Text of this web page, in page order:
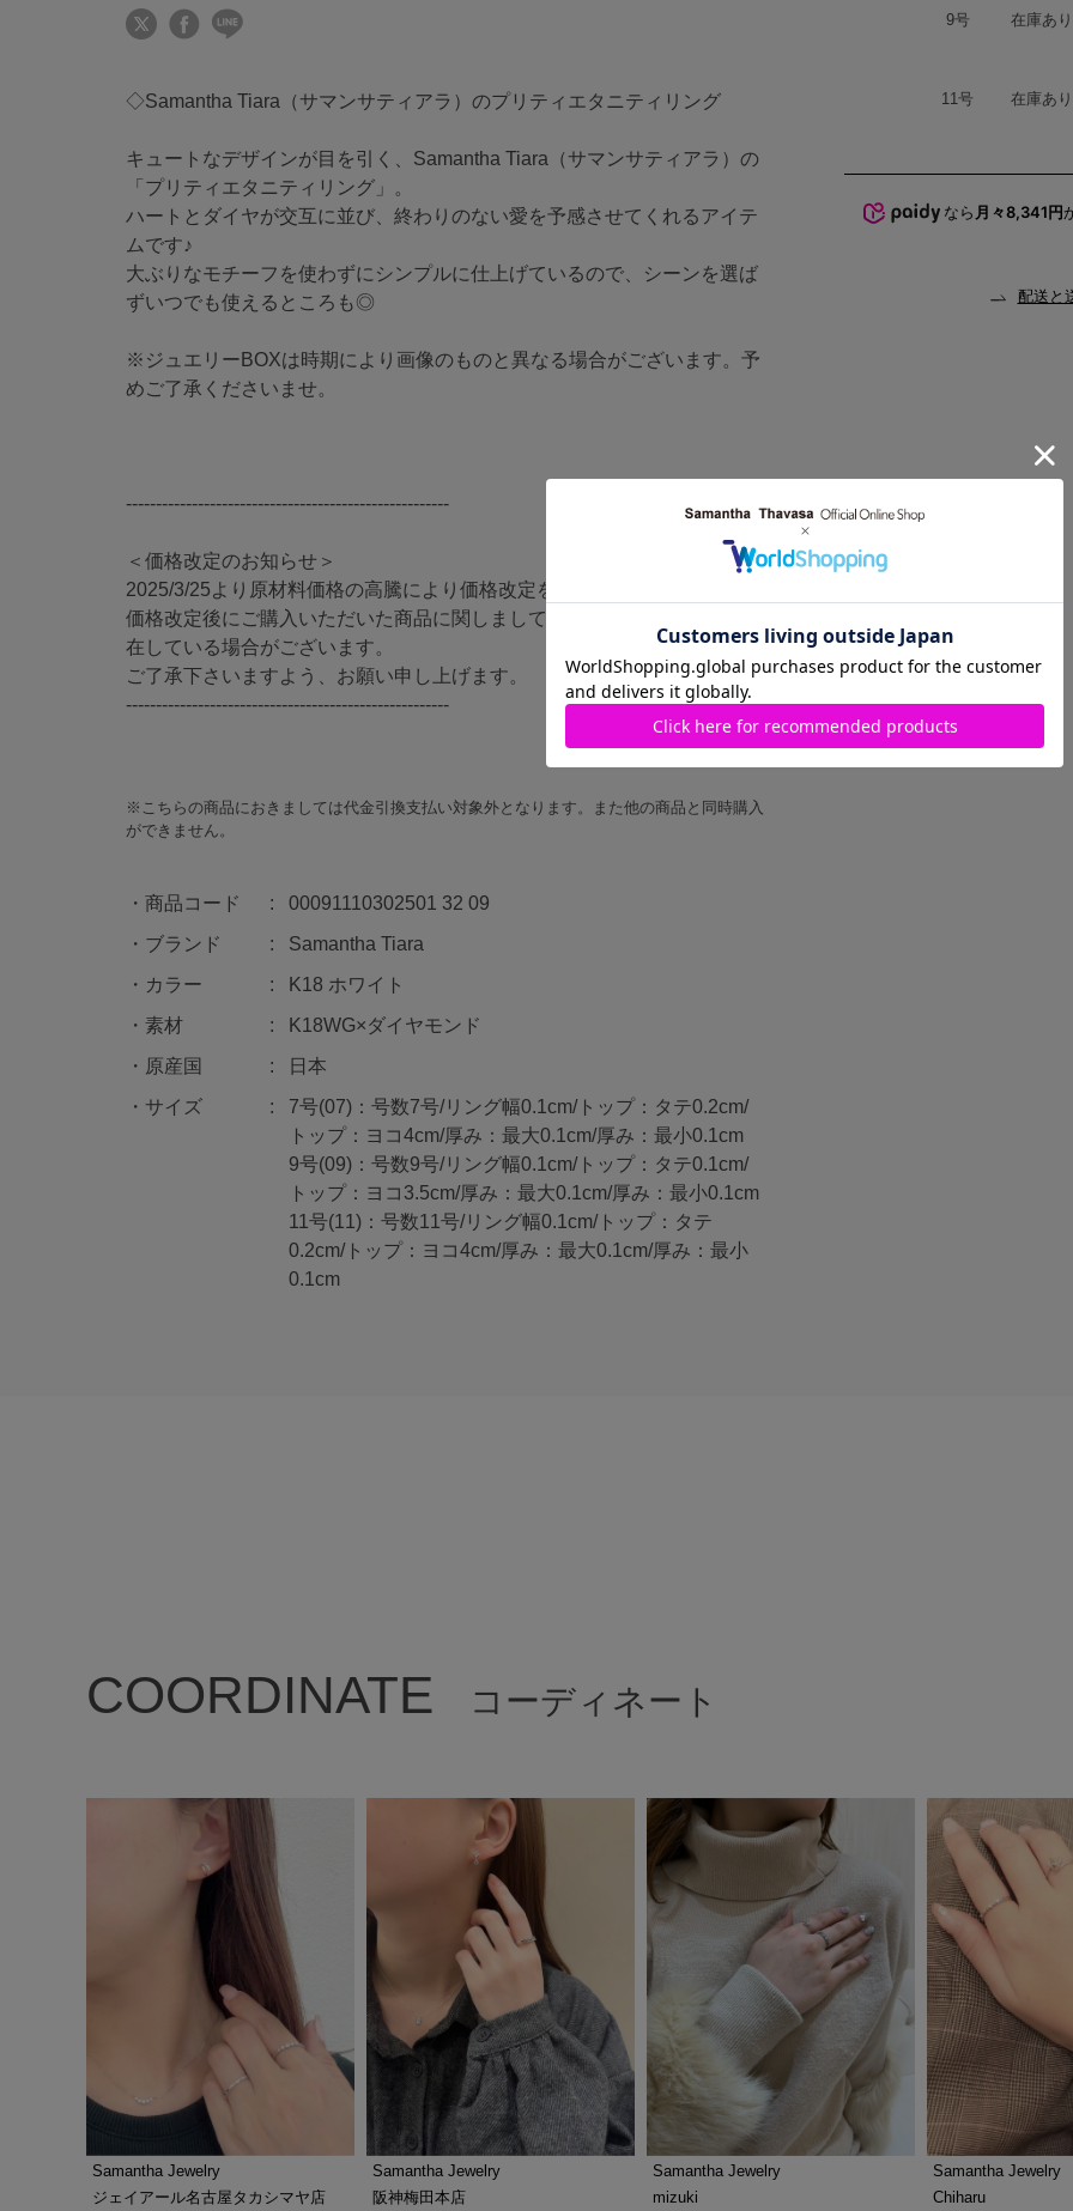
◇Samantha Tiara（サマンサティアラ）のプリティエタニティリング
キュートなデザインが目を引く、Samantha Tiara（サマンサティアラ）の
「プリティエタニティリング」。
ハートとダイヤが交互に並び、終わりのない愛を予感させてくれるアイテ
ムです♪
大ぶりなモチーフを使わずにシンプルに仕上げているので、シーンを選ば
ずいつでも使えるところも◎
※ジュエリーBOXは時期により画像のものと異なる場合がございます。予
めご了承くださいませ。
------------------------------------------------------
＜価格改定のお知らせ＞
2025/3/25より原材料価格の高騰により価格改定をさせて頂きます。
価格改定後にご購入いただいた商品に関しまして、旧価格の商品タグが混
在している場合がございます。
ご了承下さいますよう、お願い申し上げます。
------------------------------------------------------
※こちらの商品におきましては代金引換支払い対象外となります。また他の商品と同時購入
ができません。
商品コード
00091110302501 32 09
ブランド
Samantha Tiara
カラー
K18 ホワイト
素材
K18WG×ダイヤモンド
原産国
日本
サイズ
7号(07)：号数7号/リング幅0.1cm/トップ：タテ0.2cm/
トップ：ヨコ4cm/厚み：最大0.1cm/厚み：最小0.1cm
9号(09)：号数9号/リング幅0.1cm/トップ：タテ0.1cm/
トップ：ヨコ3.5cm/厚み：最大0.1cm/厚み：最小0.1cm
11号(11)：号数11号/リング幅0.1cm/トップ：タテ
0.2cm/トップ：ヨコ4cm/厚み：最大0.1cm/厚み：最小
0.1cm
9号 在庫あり
11号 在庫あり
ハート
なら 月々8,341円
配送と
COORDINATE コーディネート
Samantha Jewelry
ジェイアール名古屋タカシマヤ店
Samantha Jewelry
阪神梅田本店
Samantha Jewelry
mizuki
Samantha Jewelry
Chiharu